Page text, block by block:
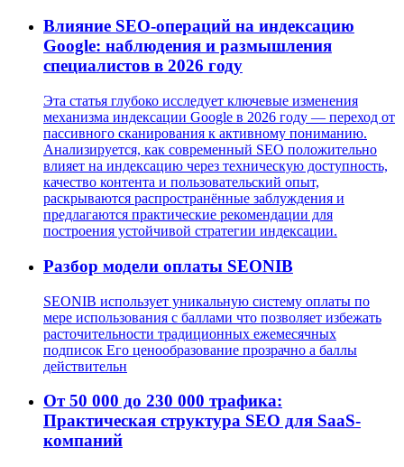
Влияние SEO-операций на индексацию
Google: наблюдения и размышления
специалистов в 2026 году
Эта статья глубоко исследует ключевые изменения
механизма индексации Google в 2026 году — переход от
пассивного сканирования к активному пониманию.
Анализируется, как современный SEO положительно
влияет на индексацию через техническую доступность,
качество контента и пользовательский опыт,
раскрываются распространённые заблуждения и
предлагаются практические рекомендации для
построения устойчивой стратегии индексации.
Разбор модели оплаты SEONIB
SEONIB использует уникальную систему оплаты по
мере использования с баллами что позволяет избежать
расточительности традиционных ежемесячных
подписок Его ценообразование прозрачно а баллы
действительн
От 50 000 до 230 000 трафика:
Практическая структура SEO для SaaS-
компаний